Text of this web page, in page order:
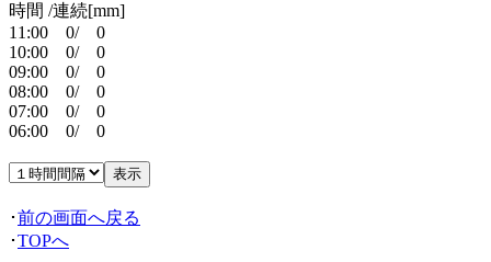
時間 /連続[mm]
11:00 0/ 0
10:00 0/ 0
09:00 0/ 0
08:00 0/ 0
07:00 0/ 0
06:00 0/ 0
･前の画面へ戻る
･TOPへ